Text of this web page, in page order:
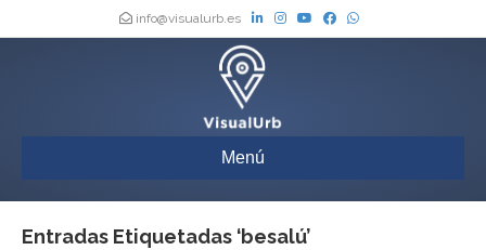
info@visualurb.es
Menú
Entradas Etiquetadas ‘besalú’